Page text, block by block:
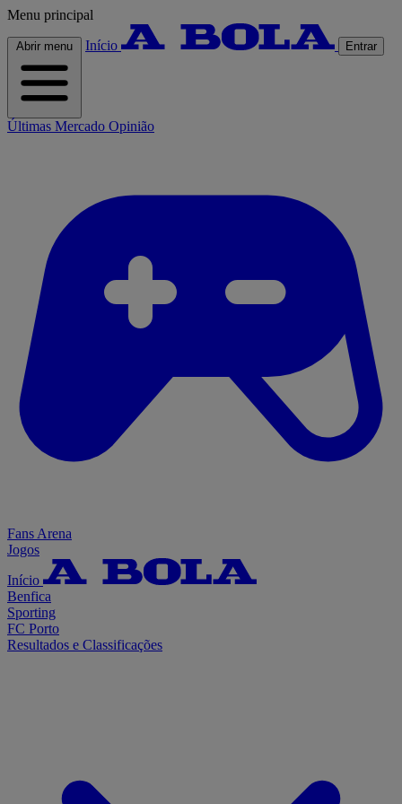
Menu principal
Abrir menu Início Entrar
Últimas Mercado Opinião
Fans Arena
Jogos
Início
Benfica
Sporting
FC Porto
Resultados e Classificações